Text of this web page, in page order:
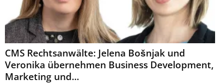
CMS Rechtsanwälte: Jelena Bošnjak und
Veronika übernehmen Business Development,
Marketing und...